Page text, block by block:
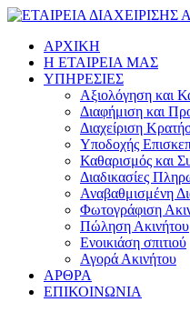
Μετάβαση
περιεχόμενο
ΑΡΧΙΚΗ
Η ΕΤΑΙΡΕΙΑ ΜΑΣ
ΥΠΗΡΕΣΙΕΣ
Αξιολόγηση και
Διαφήμιση και
Διαχείριση
Υποδοχής
Καθαρισμός και
Διαδικασίες
Αναβαθμισμένη
Φωτογράφιση
Πώληση Ακινήτου
Ενοικιάση σπιτιού
Αγορά Ακινήτου
ΑΡΘΡΑ
ΕΠΙΚΟΙΝΩΝΙΑ